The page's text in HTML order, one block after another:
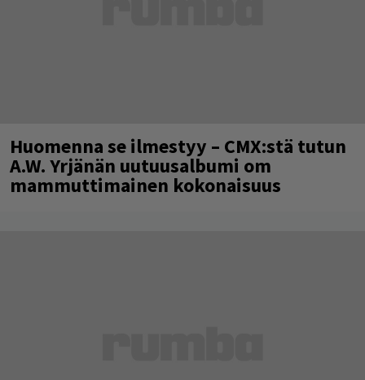
Huomenna se ilmestyy – CMX:stä tutun
A.W. Yrjänän uutuusalbumi om
mammuttimainen kokonaisuus